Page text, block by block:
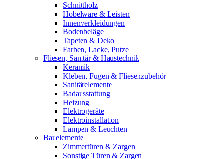
Schnittholz
Hobelware & Leisten
Innenverkleidungen
Bodenbeläge
Tapeten & Deko
Farben, Lacke, Putze
Fliesen, Sanitär & Haustechnik
Keramik
Kleben, Fugen & Fliesenzubehör
Sanitärelemente
Badausstattung
Heizung
Elektrogeräte
Elektroinstallation
Lampen & Leuchten
Bauelemente
Zimmertüren & Zargen
Sonstige Türen & Zargen